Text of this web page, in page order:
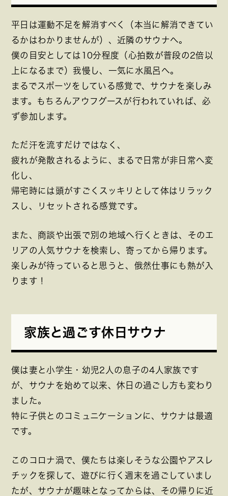
平日は運動不足を解消すべく（本当に解消できてい
るかはわかりませんが）、近隣のサウナへ。
僕の目安としては10分程度（心拍数が普段の2倍以
上になるまで）我慢し、一気に水風呂へ。
まるでスポーツをしている感覚で、サウナを楽しみ
ます。もちろんアウフグースが行われていれば、必
ず参加します。
ただ汗を流すだけではなく、
疲れが発散されるように、まるで日常が非日常へ変
化し、
帰宅時には頭がすごくスッキリとして体はリラック
スし、リセットされる感覚です。
また、商談や出張で別の地域へ行くときは、そのエ
リアの人気サウナを検索し、寄ってから帰ります。
楽しみが待っていると思うと、俄然仕事にも熱が入
ります！
家族と過ごす休日サウナ
僕は妻と小学生・幼児2人の息子の4人家族です
が、サウナを始めて以来、休日の過ごし方も変わり
ました。
特に子供とのコミュニケーションに、サウナは最適
です。
このコロナ渦で、僕たちは楽しそうな公園やアスレ
チックを探して、遊びに行く週末を過ごしていまし
たが、サウナが趣味となってからは、その帰りに近